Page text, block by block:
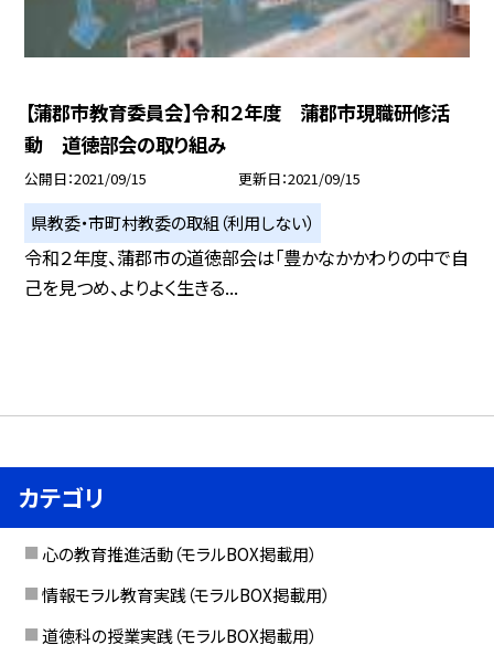
【蒲郡市教育委員会】令和２年度 蒲郡市現職研修活
動 道徳部会の取り組み
公開日 2021/09/15 更新日 2021/09/15
県教委・市町村教委の取組（利用しない）
令和２年度、蒲郡市の道徳部会は「豊かなかかわりの中で自
己を見つめ、よりよく生きる...
カテゴリ
心の教育推進活動（モラルBOX掲載用）
情報モラル教育実践（モラルBOX掲載用）
道徳科の授業実践（モラルBOX掲載用）